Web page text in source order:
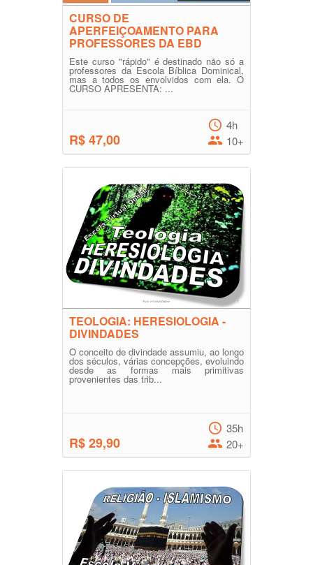
CURSO DE
APERFEIÇOAMENTO PARA
PROFESSORES DA EBD
Este curso "rápido" é destinado não só a
professores da Escola Bíblica Dominical,
mas a todos os envolvidos com ela. O
CURSO APRESENTA: ...
R$ 47,00
4h
10+
TEOLOGIA: HERESIOLOGIA -
DIVINDADES
O conceito de divindade assumiu, ao longo
dos séculos, várias concepções, evoluindo
desde as formas mais primitivas
provenientes das trib...
R$ 29,90
35h
20+